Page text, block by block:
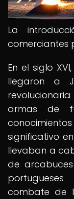
La
comerciantes
En el siglo
llegaron a
armas de
significativo
llevaban a
de
combate de